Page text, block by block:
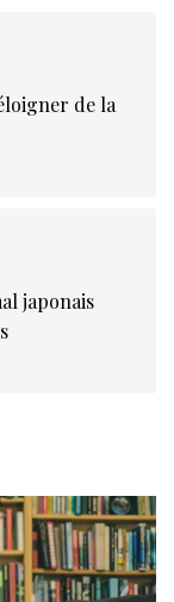
de la
japonais